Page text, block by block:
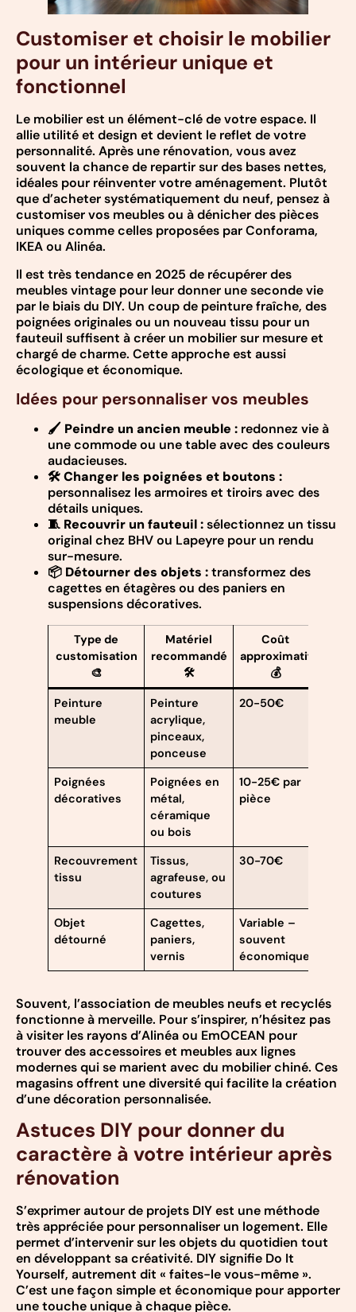
Customiser et choisir le mobilier
pour un intérieur unique et
fonctionnel
Le mobilier est un élément-clé de votre espace. Il
allie utilité et design et devient le reflet de votre
personnalité. Après une rénovation, vous avez
souvent la chance de repartir sur des bases nettes,
idéales pour réinventer votre aménagement. Plutôt
que d’acheter systématiquement du neuf, pensez à
customiser vos meubles ou à dénicher des pièces
uniques comme celles proposées par Conforama,
IKEA ou Alinéa.
Il est très tendance en 2025 de récupérer des
meubles vintage pour leur donner une seconde vie
par le biais du DIY. Un coup de peinture fraîche, des
poignées originales ou un nouveau tissu pour un
fauteuil suffisent à créer un mobilier sur mesure et
chargé de charme. Cette approche est aussi
écologique et économique.
Idées pour personnaliser vos meubles
🖌️ Peindre un ancien meuble : redonnez vie à
une commode ou une table avec des couleurs
audacieuses.
🛠️Changer les poignées et boutons :
personnalisez les armoires et tiroirs avec des
détails uniques.
🧵 Recouvrir un fauteuil :sélectionnez un tissu
original chez BHV ou Lapeyre pour un rendu
sur-mesure.
📦 Détourner des objets :transformez des
cagettes en étagères ou des paniers en
suspensions décoratives.
Type de
customisation
🎨
Matériel
recommandé
🛠️
Coût
approximatif
💰
Peinture
meuble
Peinture
acrylique,
pinceaux,
ponceuse
20-50€
Poignées
décoratives
Poignées en
métal,
céramique
ou bois
10-25€ par
pièce
Recouvrement
tissu
Tissus,
agrafeuse, ou
coutures
30-70€
Objet
détourné
Cagettes,
paniers,
vernis
Variable –
souvent
économique
Souvent, l’association de meubles neufs et recyclés
fonctionne à merveille. Pour s’inspirer, n’hésitez pas
à visiter les rayons d’Alinéa ou EmOCEAN pour
trouver des accessoires et meubles aux lignes
modernes qui se marient avec du mobilier chiné. Ces
magasins offrent une diversité qui facilite la création
d’une décoration personnalisée.
Astuces DIY pour donner du
caractère à votre intérieur après
rénovation
S’exprimer autour de projets DIY est une méthode
très appréciée pour personnaliser un logement. Elle
permet d’intervenir sur les objets du quotidien tout
en développant sa créativité. DIY signifie Do It
Yourself, autrement dit « faites-le vous-même ».
C’est une façon simple et économique pour apporter
une touche unique à chaque pièce.